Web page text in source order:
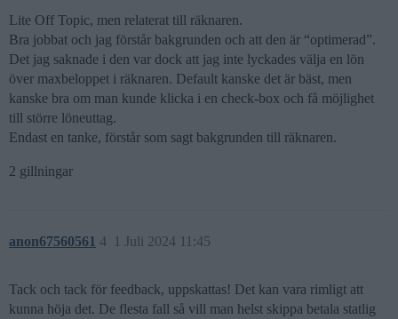
Lite Off Topic, men relaterat till räknaren.
Bra jobbat och jag förstår bakgrunden och att den är “optimerad”.
Det jag saknade i den var dock att jag inte lyckades välja en lön
över maxbeloppet i räknaren. Default kanske det är bäst, men
kanske bra om man kunde klicka i en check-box och få möjlighet
till större löneuttag.
Endast en tanke, förstår som sagt bakgrunden till räknaren.
2 gillningar
anon67560561 1 Juli 2024 11:45
4
Tack och tack för feedback, uppskattas! Det kan vara rimligt att
kunna höja det. De flesta fall så vill man helst skippa betala statlig